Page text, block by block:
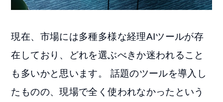
現在、市場には多種多様な経理AIツールが存
在しており、どれを選ぶべきか迷われること
も多いかと思います。 話題のツールを導入し
たものの、現場で全く使われなかったという